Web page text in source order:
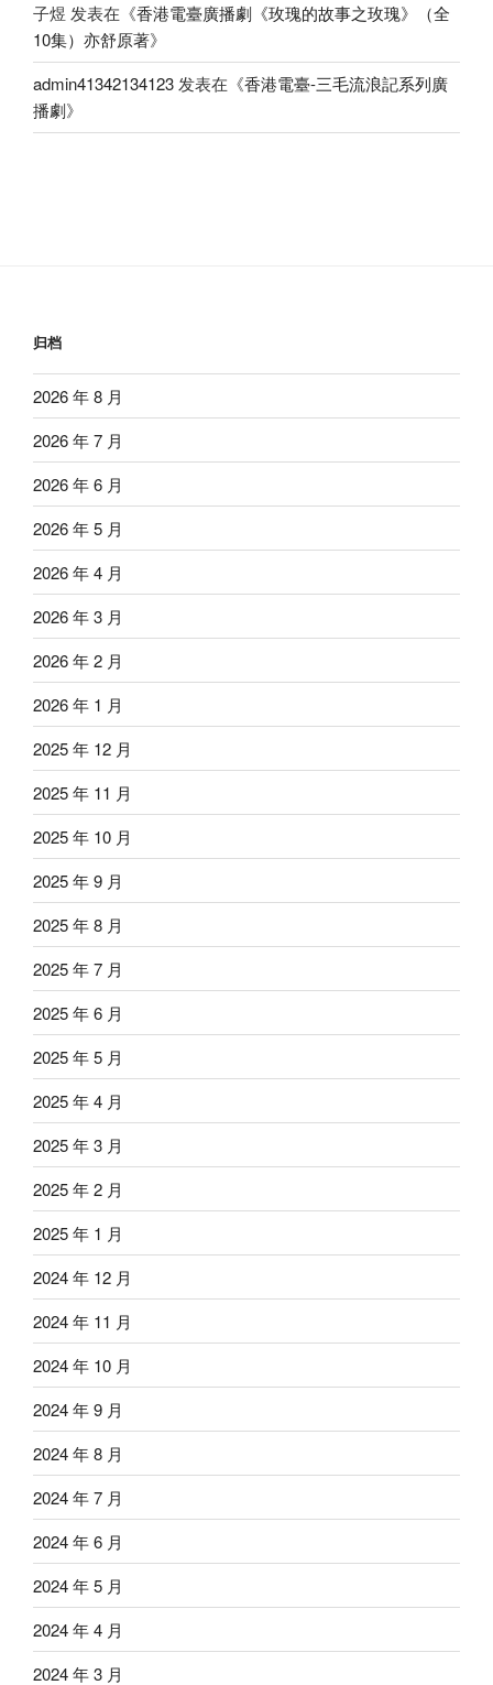
子煜 发表在《香港電臺廣播劇《玫瑰的故事之玫瑰》（全
10集）亦舒原著》
admin41342134123发表在《香港電臺-三毛流浪記系列廣
播劇》
归档
2026 年 8 月
2026 年 7 月
2026 年 6 月
2026 年 5 月
2026 年 4 月
2026 年 3 月
2026 年 2 月
2026 年 1 月
2025 年 12 月
2025 年 11 月
2025 年 10 月
2025 年 9 月
2025 年 8 月
2025 年 7 月
2025 年 6 月
2025 年 5 月
2025 年 4 月
2025 年 3 月
2025 年 2 月
2025 年 1 月
2024 年 12 月
2024 年 11 月
2024 年 10 月
2024 年 9 月
2024 年 8 月
2024 年 7 月
2024 年 6 月
2024 年 5 月
2024 年 4 月
2024 年 3 月